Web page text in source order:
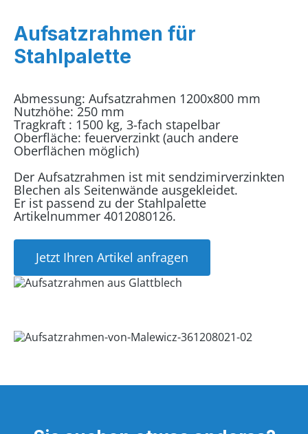
Aufsatzrahmen für
Stahlpalette
Abmessung: Aufsatzrahmen 1200x800 mm
Nutzhöhe: 250 mm
Tragkraft : 1500 kg, 3-fach stapelbar
Oberfläche: feuerverzinkt (auch andere
Oberflächen möglich)
Der Aufsatzrahmen ist mit sendzimirverzinkten
Blechen als Seitenwände ausgekleidet.
Er ist passend zu der Stahlpalette
Artikelnummer 4012080126.
Jetzt Ihren Artikel anfragen